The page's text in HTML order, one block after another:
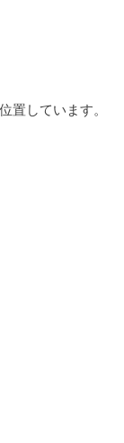
置しています。